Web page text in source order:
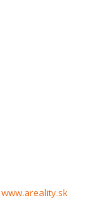
www.areality.sk